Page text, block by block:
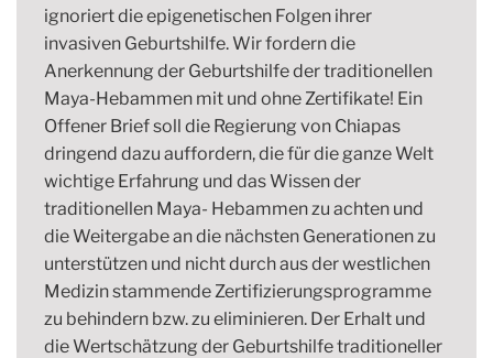
ignoriert die epigenetischen Folgen ihrer
invasiven Geburtshilfe. Wir fordern die
Anerkennung der Geburtshilfe der traditionellen
Maya-Hebammen mit und ohne Zertifikate! Ein
Offener Brief soll die Regierung von Chiapas
dringend dazu auffordern, die für die ganze Welt
wichtige Erfahrung und das Wissen der
traditionellen Maya- Hebammen zu achten und
die Weitergabe an die nächsten Generationen zu
unterstützen und nicht durch aus der westlichen
Medizin stammende Zertifizierungsprogramme
zu behindern bzw. zu eliminieren. Der Erhalt und
die Wertschätzung der Geburtshilfe traditioneller